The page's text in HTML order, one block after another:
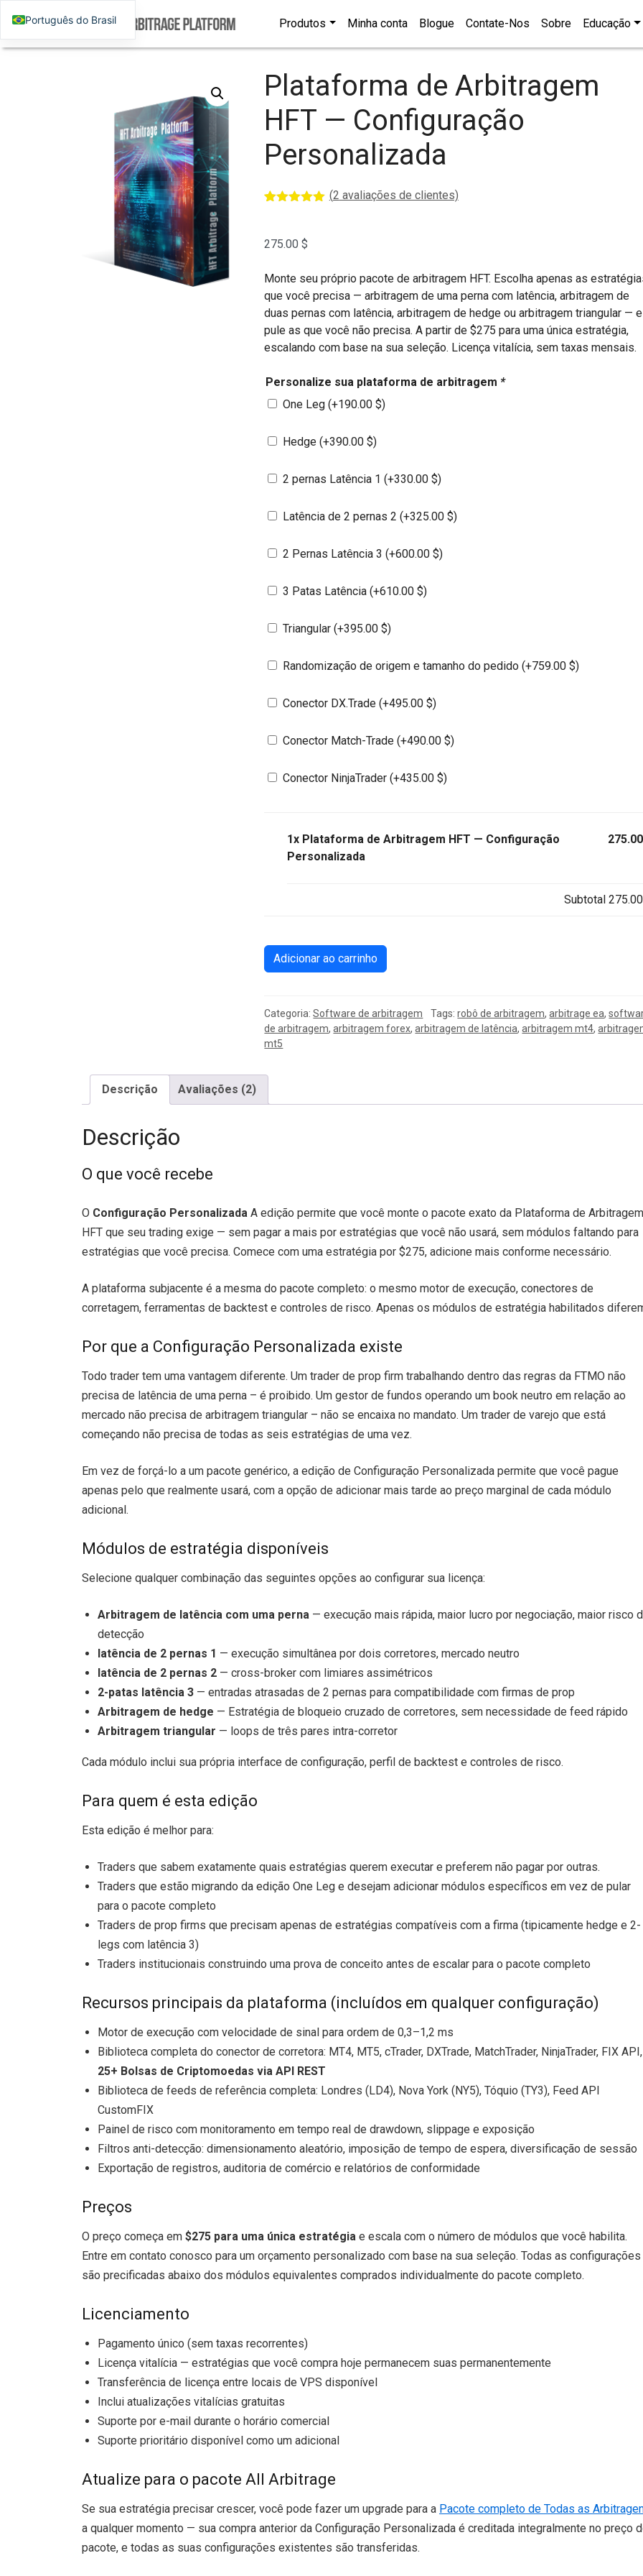
Produtos Minha conta Blogue Contate-Nos Sobre Educação
Plataforma de Arbitragem
HFT — Configuração
Personalizada
de 5, com
baseado
de clientes
(2 avaliações de clientes)
275.00$
Monte seu próprio pacote de arbitragem HFT. Escolha apenas as
que você precisa — arbitragem de uma perna com latência, arbitragem de
duas pernas com latência, arbitragem de hedge ou arbitragem triangular — e
pule as que você não precisa. A partir de $275 para uma única estratégia,
escalando com base na sua seleção. Licença vitalícia, sem taxas mensais.
Personalize sua plataforma de arbitragem *
One Leg (+190.00$)
Hedge (+390.00$)
2 pernas Latência 1 (+330.00$)
Latência de 2 pernas 2 (+325.00$)
2 Pernas Latência 3 (+600.00$)
3 Patas Latência (+610.00$)
Triangular (+395.00$)
Randomização de origem e tamanho do pedido (+759.00$)
Conector DX.Trade (+495.00$)
Conector Match-Trade (+490.00$)
Conector NinjaTrader (+435.00$)
1x Plataforma de Arbitragem HFT — Configuração
Personalizada
Subtotal
Quantidade de HFT Arbitrage Platform — Custom Configuration
Adicionar ao carrinho
Categoria:Software de arbitragem Tags:robô de arbitragem,arbitrage ea,
de arbitragem,arbitragem forex,arbitragem de latência,arbitragem mt4,
mt5
Descrição Avaliações (2)
Descrição
O que você recebe
O Configuração Personalizada A edição permite que você monte o pacote exato da Plataforma de Arbitragem
HFT que seu trading exige — sem pagar a mais por estratégias que você não usará, sem módulos faltando para
estratégias que você precisa. Comece com uma estratégia por $275, adicione mais conforme necessário.
A plataforma subjacente é a mesma do pacote completo: o mesmo motor de execução, conectores de
corretagem, ferramentas de backtest e controles de risco. Apenas os módulos de estratégia habilitados
Por que a Configuração Personalizada existe
Todo trader tem uma vantagem diferente. Um trader de prop firm trabalhando dentro das regras da FTMO não
precisa de latência de uma perna – é proibido. Um gestor de fundos operando um book neutro em relação ao
mercado não precisa de arbitragem triangular – não se encaixa no mandato. Um trader de varejo que está
começando não precisa de todas as seis estratégias de uma vez.
Em vez de forçá-lo a um pacote genérico, a edição de Configuração Personalizada permite que você pague
apenas pelo que realmente usará, com a opção de adicionar mais tarde ao preço marginal de cada módulo
adicional.
Módulos de estratégia disponíveis
Selecione qualquer combinação das seguintes opções ao configurar sua licença:
Arbitragem de latência com uma perna — execução mais rápida, maior lucro por negociação, maior risco
detecção
latência de 2 pernas 1 — execução simultânea por dois corretores, mercado neutro
latência de 2 pernas 2 — cross-broker com limiares assimétricos
2-patas latência 3 — entradas atrasadas de 2 pernas para compatibilidade com firmas de prop
Arbitragem de hedge — Estratégia de bloqueio cruzado de corretores, sem necessidade de feed rápido
Arbitragem triangular — loops de três pares intra-corretor
Cada módulo inclui sua própria interface de configuração, perfil de backtest e controles de risco.
Para quem é esta edição
Esta edição é melhor para:
Traders que sabem exatamente quais estratégias querem executar e preferem não pagar por outras.
Traders que estão migrando da edição One Leg e desejam adicionar módulos específicos em vez de pular
para o pacote completo
Traders de prop firms que precisam apenas de estratégias compatíveis com a firma (tipicamente hedge e 2-
legs com latência 3)
Traders institucionais construindo uma prova de conceito antes de escalar para o pacote completo
Recursos principais da plataforma (incluídos em qualquer configuração)
Motor de execução com velocidade de sinal para ordem de 0,3–1,2 ms
Biblioteca completa do conector de corretora: MT4, MT5, cTrader, DXTrade, MatchTrader, NinjaTrader, FIX API,
25+ Bolsas de Criptomoedas via API REST
Biblioteca de feeds de referência completa: Londres (LD4), Nova York (NY5), Tóquio (TY3), Feed API
CustomFIX
Painel de risco com monitoramento em tempo real de drawdown, slippage e exposição
Filtros anti-detecção: dimensionamento aleatório, imposição de tempo de espera, diversificação de sessão
Exportação de registros, auditoria de comércio e relatórios de conformidade
Preços
O preço começa em $275 para uma única estratégia e escala com o número de módulos que você habilita.
Entre em contato conosco para um orçamento personalizado com base na sua seleção. Todas as configurações
são precificadas abaixo dos módulos equivalentes comprados individualmente do pacote completo.
Licenciamento
Pagamento único (sem taxas recorrentes)
Licença vitalícia — estratégias que você compra hoje permanecem suas permanentemente
Transferência de licença entre locais de VPS disponível
Inclui atualizações vitalícias gratuitas
Suporte por e-mail durante o horário comercial
Suporte prioritário disponível como um adicional
Atualize para o pacote All Arbitrage
Se sua estratégia precisar crescer, você pode fazer um upgrade para a Pacote completo de Todas as
a qualquer momento — sua compra anterior da Configuração Personalizada é creditada integralmente no preço
pacote, e todas as suas configurações existentes são transferidas.
Português do Brasil